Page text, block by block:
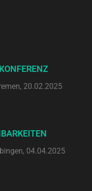
20.02.2025
04.04.2025